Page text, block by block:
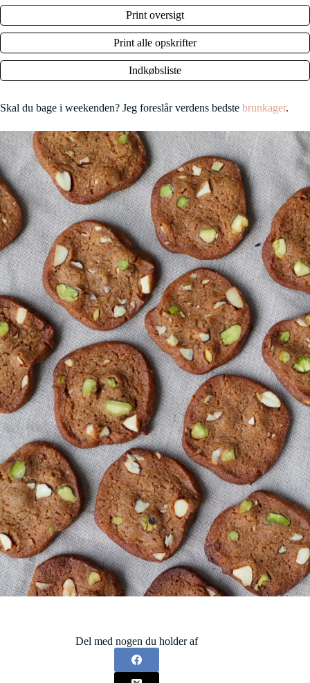
Print oversigt
Print alle opskrifter
Indkøbsliste
Skal du bage i weekenden? Jeg foreslår verdens bedste brunkager.
Del med nogen du holder af